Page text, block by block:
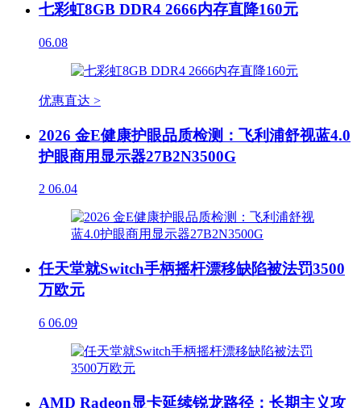
七彩虹8GB DDR4 2666内存直降160元
06.08
优惠直达 >
2026 金E健康护眼品质检测：飞利浦舒视蓝4.0
护眼商用显示器27B2N3500G
2 06.04
任天堂就Switch手柄摇杆漂移缺陷被法罚3500
万欧元
6 06.09
AMD Radeon显卡延续锐龙路径：长期主义攻